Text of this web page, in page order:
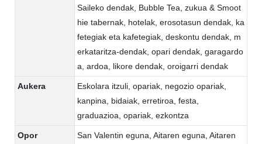
Saileko dendak, Bubble Tea, zukua & Smoot
hie tabernak, hotelak, erosotasun dendak, ka
fetegiak eta kafetegiak, deskontu dendak, m
erkataritza-dendak, opari dendak, garagardo
a, ardoa, likore dendak, oroigarri dendak
Aukera
Eskolara itzuli, opariak, negozio opariak,
kanpina, bidaiak, erretiroa, festa,
graduazioa, opariak, ezkontza
Opor
San Valentin eguna, Aitaren eguna, Aitaren